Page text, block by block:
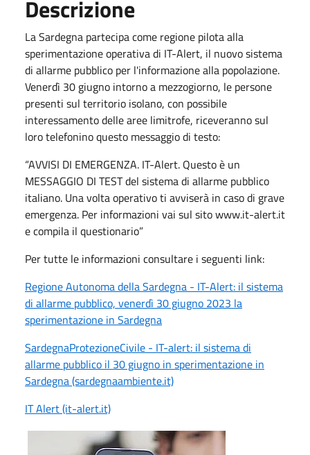
Descrizione
La Sardegna partecipa come regione pilota alla
sperimentazione operativa di IT-Alert, il nuovo sistema
di allarme pubblico per l'informazione alla popolazione.
Venerdì 30 giugno intorno a mezzogiorno, le persone
presenti sul territorio isolano, con possibile
interessamento delle aree limitrofe, riceveranno sul
loro telefonino questo messaggio di testo:
“AVVISI DI EMERGENZA. IT-Alert. Questo è un
MESSAGGIO DI TEST del sistema di allarme pubblico
italiano. Una volta operativo ti avviserà in caso di grave
emergenza. Per informazioni vai sul sito www.it-alert.it
e compila il questionario”
Per tutte le informazioni consultare i seguenti link:
Regione Autonoma della Sardegna - IT-Alert: il sistema
di allarme pubblico, venerdì 30 giugno 2023 la
sperimentazione in Sardegna
SardegnaProtezioneCivile - IT-alert: il sistema di
allarme pubblico il 30 giugno in sperimentazione in
Sardegna (sardegnaambiente.it)
IT Alert (it-alert.it)